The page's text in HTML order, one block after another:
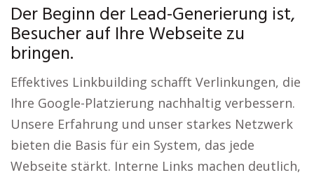
Der Beginn der Lead-Generierung ist,
Besucher auf Ihre Webseite zu
bringen.
Effektives Linkbuilding schafft Verlinkungen, die
Ihre Google-Platzierung nachhaltig verbessern.
Unsere Erfahrung und unser starkes Netzwerk
bieten die Basis für ein System, das jede
Webseite stärkt. Interne Links machen deutlich,